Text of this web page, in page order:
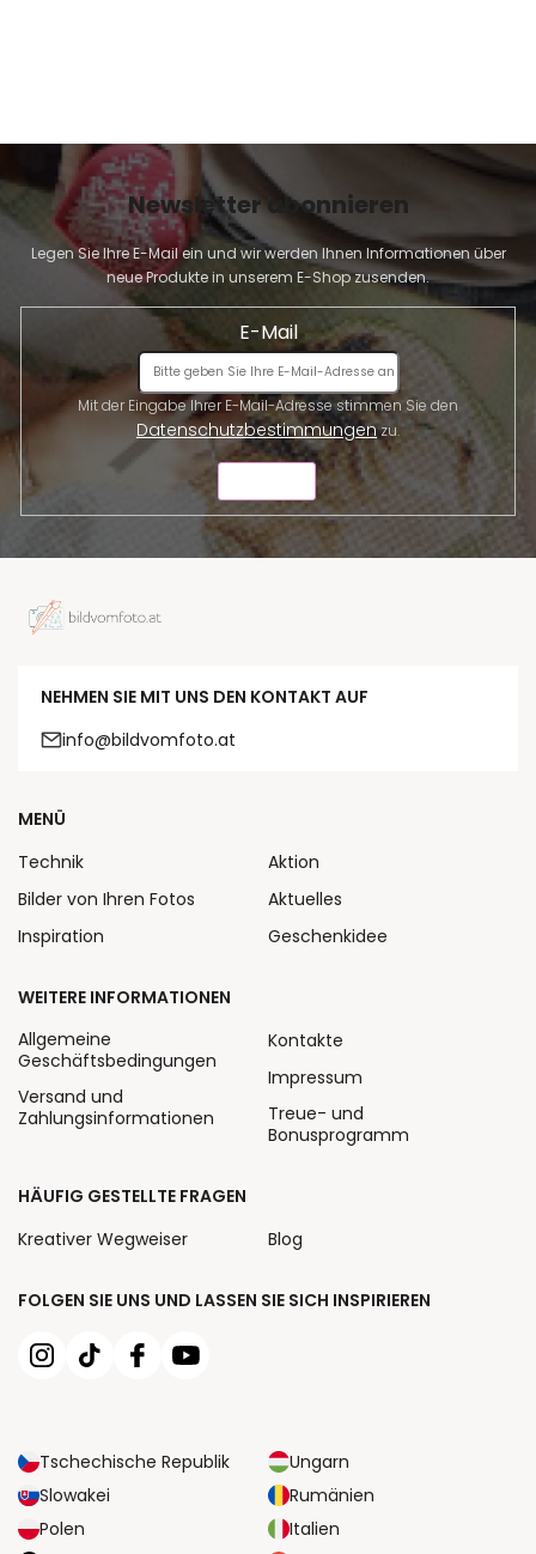
Newsletter abonnieren
Legen Sie Ihre E-Mail ein und wir werden Ihnen Informationen über
neue Produkte in unserem E-Shop zusenden.
E-Mail
Datenschutzbestimmungenzu.
NEHMEN SIE MIT UNS DEN KONTAKT AUF
info@bildvomfoto.at
FOLGEN SIE UNS UND LASSEN SIE SICH INSPIRIEREN
Tschechische Republik
Ungarn
Slowakei
Rumänien
Polen
Italien
MENÜ
Technik
Bilder von Ihren Fotos
Inspiration
Aktion
Aktuelles
Geschenkidee
WEITERE INFORMATIONEN
Allgemeine
Geschäftsbedingungen
Versand und
Zahlungsinformationen
Kontakte
Impressum
Treue- und
Bonusprogramm
HÄUFIG GESTELLTE FRAGEN
Kreativer Wegweiser
Blog